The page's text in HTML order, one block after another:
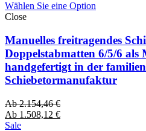
Wählen Sie eine Option
Close
Manuelles freitragendes
Doppelstabmatten 6/5/6 als
handgefertigt in der
Schiebetormanufaktur
Ab2.154,46€
Ab 1.508,12 €
Sale